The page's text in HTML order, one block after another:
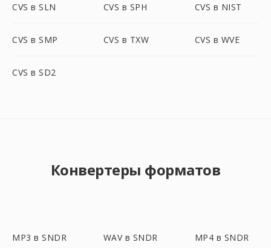
CVS в SLN CVS в SPH CVS в NIST
CVS в SMP CVS в TXW CVS в WVE
CVS в SD2
Конвертеры форматов
MP3 в SNDR WAV в SNDR MP4 в SNDR